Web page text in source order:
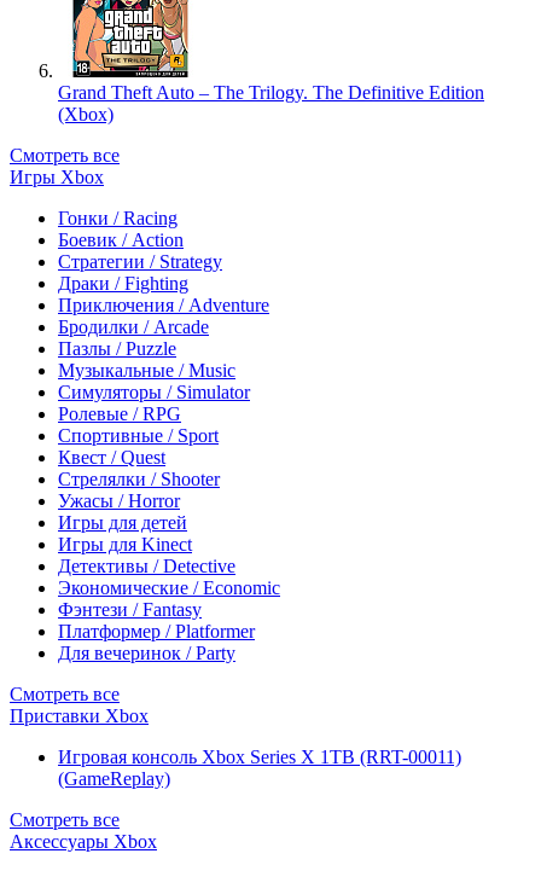
Grand Theft Auto – The Trilogy. The Definitive Edition
(Xbox)
Смотреть все
Игры Xbox
Гонки / Racing
Боевик / Action
Стратегии / Strategy
Драки / Fighting
Приключения / Adventure
Бродилки / Arcade
Пазлы / Puzzle
Музыкальные / Music
Симуляторы / Simulator
Ролевые / RPG
Спортивные / Sport
Квест / Quest
Стрелялки / Shooter
Ужасы / Horror
Игры для детей
Игры для Kinect
Детективы / Detective
Экономические / Economic
Фэнтези / Fantasy
Платформер / Platformer
Для вечеринок / Party
Смотреть все
Приставки Xbox
Игровая консоль Xbox Series X 1TB (RRT-00011)
(GameReplay)
Смотреть все
Аксессуары Xbox